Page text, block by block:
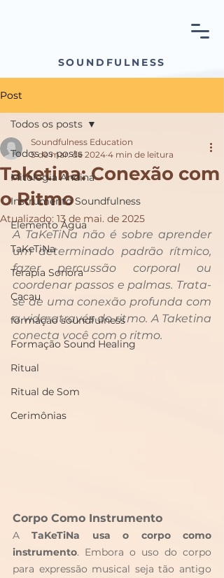
SOUNDFULNESS
Post
Todos os posts
Mitologia Andina
Instrumento Soundfulness
Elemento Água
TaKeTiNa
Terapia Sonora
Cacau
formação soundfulness
Formação Sound Healing
Ritual
Ritual de Som
Cerimônias
Todos os posts
Taketina: Conexão com
o Ritmo
Soundfulness Education
5 de mar. de 2024 4 min de leitura
Atualizado: 13 de mai. de 2025
A TaKeTiNa não é sobre aprender
um determinado padrão rítmico,
fazer percussão corporal ou
coordenar passos e palmas. Trata-
se de uma conexão profunda com
a vida através do ritmo. A Taketina
conecta você com o ritmo.
Corpo Como Instrumento
A TaKeTiNa usa o corpo como
instrumento. Embora o uso do corpo
para expressão musical seja tão antigo